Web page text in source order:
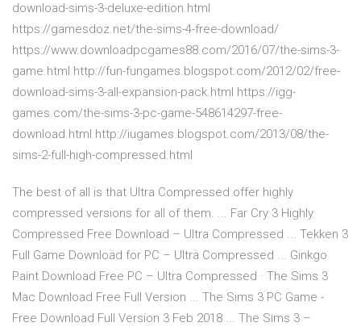
download-sims-3-deluxe-edition.html
https://gamesdoz.net/the-sims-4-free-download/
https://www.downloadpcgames88.com/2016/07/the-sims-3-
game.html http://fun-fungames.blogspot.com/2012/02/free-
download-sims-3-all-expansion-pack.html https://igg-
games.com/the-sims-3-pc-game-548614297-free-
download.html http://iugames.blogspot.com/2013/08/the-
sims-2-full-high-compressed.html
The best of all is that Ultra Compressed offer highly
compressed versions for all of them. ... Far Cry 3 Highly
Compressed Free Download – Ultra Compressed ... Tekken 3
Full Game Download for PC – Ultra Compressed ... Ginkgo
Paint Download Free PC – Ultra Compressed · The Sims 3
Mac Download Free Full Version ... The Sims 3 PC Game -
Free Download Full Version 3 Feb 2018 ... The Sims 3 –